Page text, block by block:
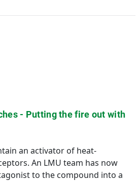
- Putting the fire out with
an activator of heat-
An LMU team has now
to the compound into a